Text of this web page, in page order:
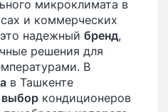
микроклимата в
и коммерческих
надежный бренд,
решения для
В
в Ташкенте
кондиционеров